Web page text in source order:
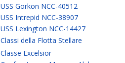
USS Gorkon NCC-40512
USS Intrepid NCC-38907
USS Lexington NCC-14427
Classi della Flotta Stellare
Classe Excelsior